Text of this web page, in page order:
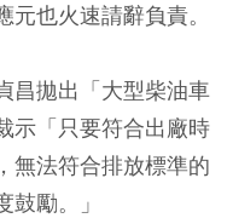
也火速請辭負責。
昌拋出「大型柴油車
示「只要符合出廠時
無法符合排放標準的
勵。」